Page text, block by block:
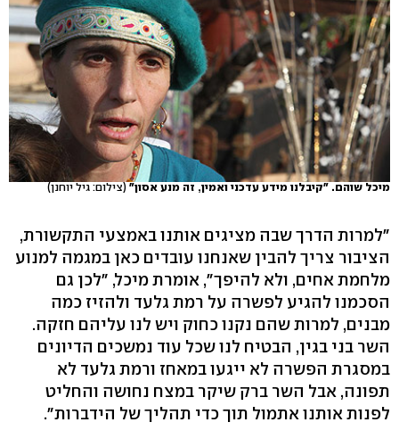
מיכל שוהם. "קיבלנו מידע עדכני ואמין, זה מנע אסון" (צילום: גיל יוחנן)
"למרות הדרך שבה מציגים אותנו באמצעי התקשורת,
הציבור צריך להבין שאנחנו עובדים כאן במגמה למנוע
מלחמת אחים, ולא להיפך", אומרת מיכל, "לכן גם
הסכמנו להגיע לפשרה על רמת גלעד ולהזיז כמה
מבנים, למרות שהם נקנו כחוק ויש לנו עליהם חזקה.
השר בני בגין, הבטיח לנו שכל עוד נמשכים הדיונים
במסגרת הפשרה לא ייגעו במאחז ורמת גלעד לא
תפונה, אבל השר ברק שיקר במצח נחושה והחליט
לפנות אותנו אתמול תוך כדי תהליך של הידברות".